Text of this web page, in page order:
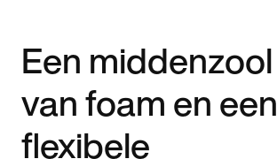
Een middenzool
van foam en een
flexibele